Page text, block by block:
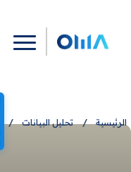
الرئيسية / تحليل البيانات /